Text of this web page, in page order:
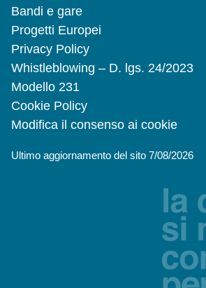
Bandi e gare
Progetti Europei
Privacy Policy
Whistleblowing – D. lgs. 24/2023
Modello 231
Cookie Policy
Modifica il consenso ai cookie
Ultimo aggiornamento del sito 7/08/2026